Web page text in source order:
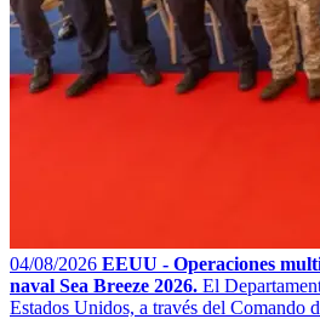
04/08/2026 EEUU - Operaciones
naval Sea Breeze 2026. El
Estados Unidos, a través del Comando